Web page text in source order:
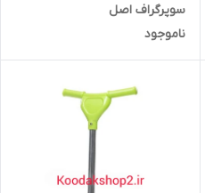
سوپر‌گراف اصل
ناموجود